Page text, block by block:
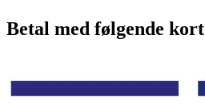
Betal med følgende kort